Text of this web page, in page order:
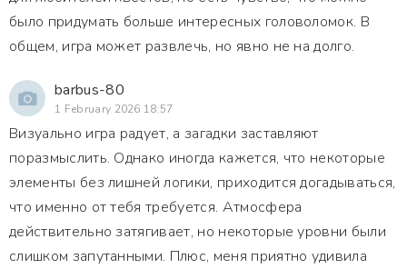
было придумать больше интересных головоломок. В
общем, игра может развлечь, но явно не на долго.
barbus-80
1 February 2026 18:57
Визуально игра радует, а загадки заставляют
поразмыслить. Однако иногда кажется, что некоторые
элементы без лишней логики, приходится догадываться,
что именно от тебя требуется. Атмосфера
действительно затягивает, но некоторые уровни были
слишком запутанными. Плюс, меня приятно удивила